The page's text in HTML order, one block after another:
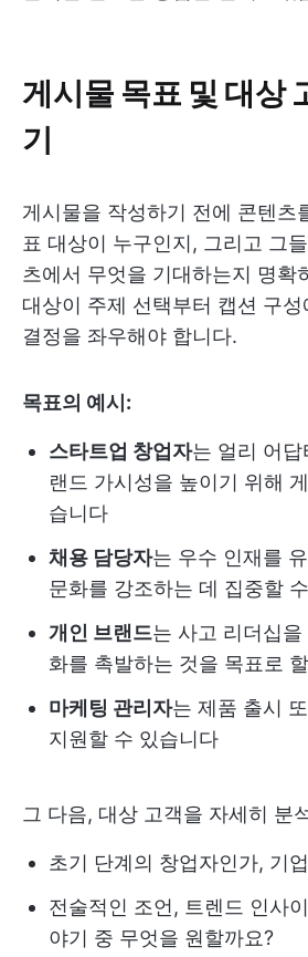
게시물 목표 및 대상
기
게시물을 작성하기 전에 콘텐츠
표 대상이 누구인지, 그리고 그
츠에서 무엇을 기대하는지 명확
대상이 주제 선택부터 캡션 구
결정을 좌우해야 합니다.
목표의 예시:
스타트업 창업자는 얼리 어답
랜드 가시성을 높이기 위해
습니다
채용 담당자는 우수 인재를
문화를 강조하는 데 집중할
개인 브랜드는 사고 리더십
화를 촉발하는 것을 목표로
마케팅 관리자는 제품 출시
지원할 수 있습니다
그 다음, 대상 고객을 자세히 분
초기 단계의 창업자인가, 기
전술적인 조언, 트렌드 인사
야기 중 무엇을 원할까요?